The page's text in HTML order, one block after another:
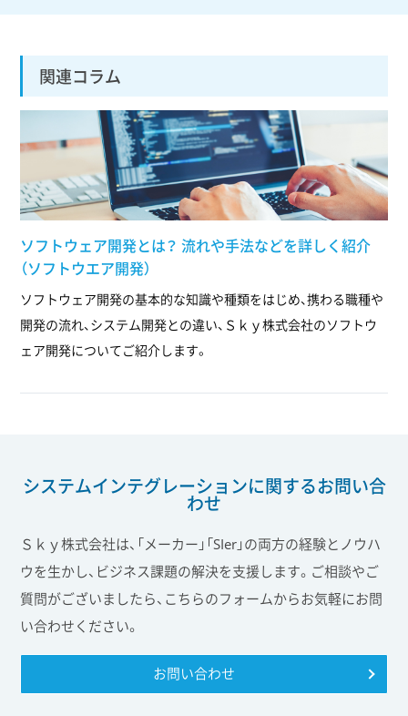
関連コラム
ソフトウェア開発とは？ 流れや手法などを詳しく紹介
（ソフトウエア開発）
ソフトウェア開発の基本的な知識や種類をはじめ、携わる職種や
開発の流れ、システム開発との違い、Ｓｋｙ株式会社のソフトウ
ェア開発についてご紹介します。
システムインテグレーションに関するお問い合
わせ
Ｓｋｙ株式会社は、「メーカー」「SIer」の両方の経験とノウハ
ウを生かし、ビジネス課題の解決を支援します。ご相談やご
質問がございましたら、こちらのフォームからお気軽にお問
い合わせください。
お問い合わせ